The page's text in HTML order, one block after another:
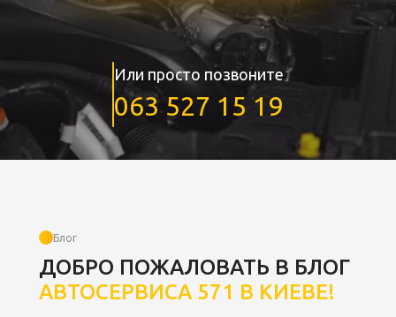
Или просто позвоните
063 527 15 19
Блог
ДОБРО ПОЖАЛОВАТЬ В БЛОГ
АВТОСЕРВИСА 571 В КИЕВЕ!